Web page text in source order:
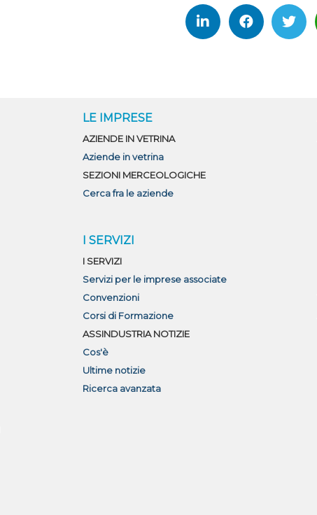
LE IMPRESE
AZIENDE IN VETRINA
Aziende in vetrina
SEZIONI MERCEOLOGICHE
Cerca fra le aziende
I SERVIZI
I SERVIZI
Servizi per le imprese associate
Convenzioni
Corsi di Formazione
ASSINDUSTRIA NOTIZIE
Cos'è
Ultime notizie
Ricerca avanzata